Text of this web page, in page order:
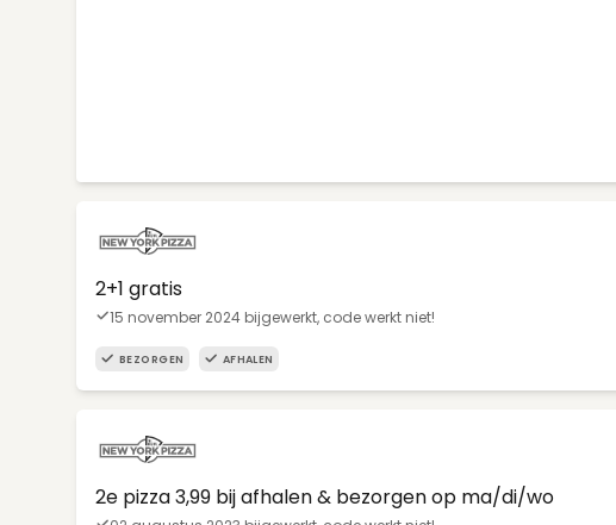
2+1 gratis
15 november 2024 bijgewerkt, code werkt niet!
BEZORGEN AFHALEN
2e pizza 3,99 bij afhalen & bezorgen op ma/di/wo